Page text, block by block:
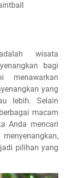
wisata
bagi
menawarkan
yang
lebih. Selain
macam
Anda mencari
pilihan yang